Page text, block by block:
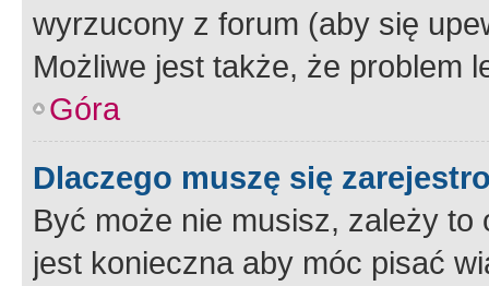
wyrzucony z forum (aby się
Możliwe jest także, że problem
Góra
Dlaczego muszę się
Być może nie musisz, zależy
jest konieczna aby móc pisać